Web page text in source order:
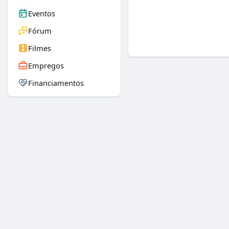
Eventos
Fórum
Filmes
Empregos
Financiamentos